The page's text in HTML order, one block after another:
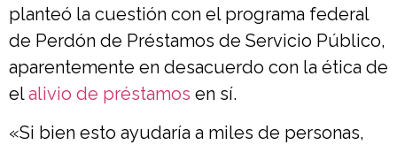
planteó la cuestión con el programa federal
de Perdón de Préstamos de Servicio Público,
aparentemente en desacuerdo con la ética de
elalivio de préstamos en sí.
«Si bien esto ayudaría a miles de personas,